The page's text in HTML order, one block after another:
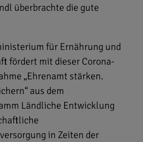
überbrachte die gute
für Ernährung und
fördert mit dieser Corona-
„Ehrenamt stärken.
aus dem
Ländliche Entwicklung
in Zeiten der